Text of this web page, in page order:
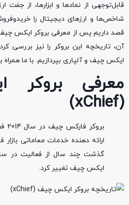
قابل‌توجهی از نمادها و ابزارها، از
شاخص‌ها و ارزهای دیجیتال را
قصد داریم پس از معرفی بروکر ایکس چیف
آن، تاریخچه این بروکر را نیز بررسی
ایکس چیف و آلپاری بپردازیم. با ما همراه
معرفی
(xChief)
ارائه دهنده خدمات معاماتی
ایکس چیف تغییر کرد.